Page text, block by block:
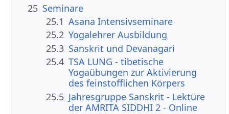
25 Seminare
25.1 Asana Intensivseminare
25.2 Yogalehrer Ausbildung
25.3 Sanskrit und Devanagari
25.4 TSA LUNG - tibetische
Yogaübungen zur Aktivierung
des feinstofflichen Körpers
25.5 Jahresgruppe Sanskrit - Lektüre
der AMRITA SIDDHI 2 - Online